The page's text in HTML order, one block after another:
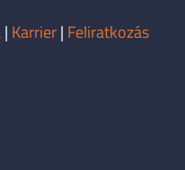
| Karrier| Feliratkozás